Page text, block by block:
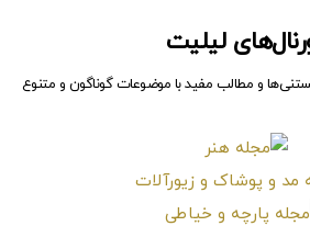
لیلیت
و مطالب مفید با موضوعات گوناگون و متنوع